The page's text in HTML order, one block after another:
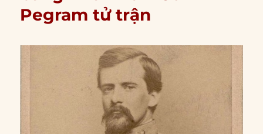
Pegram tử trận